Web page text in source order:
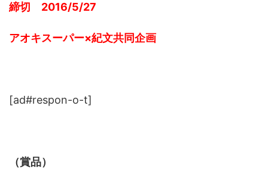
締切 2016/5/27
アオキスーパー×紀文共同企画
[ad#respon-o-t]
（賞品）